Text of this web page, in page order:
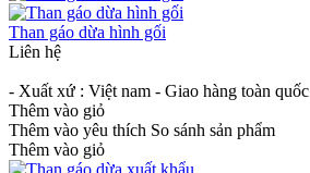
Than gáo dừa hình gối
Liên hệ
- Xuất xứ : Việt nam - Giao hàng toàn
Thêm vào giỏ
Thêm vào yêu thích So sánh sản phẩm
Thêm vào giỏ